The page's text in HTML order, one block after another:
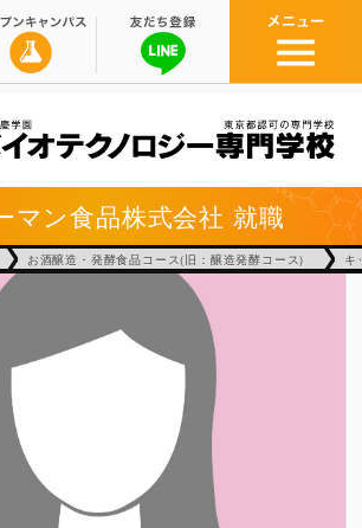
マン食品株式会社 就職
お酒醸造・発酵食品コース(旧：醸造発酵コース) キ